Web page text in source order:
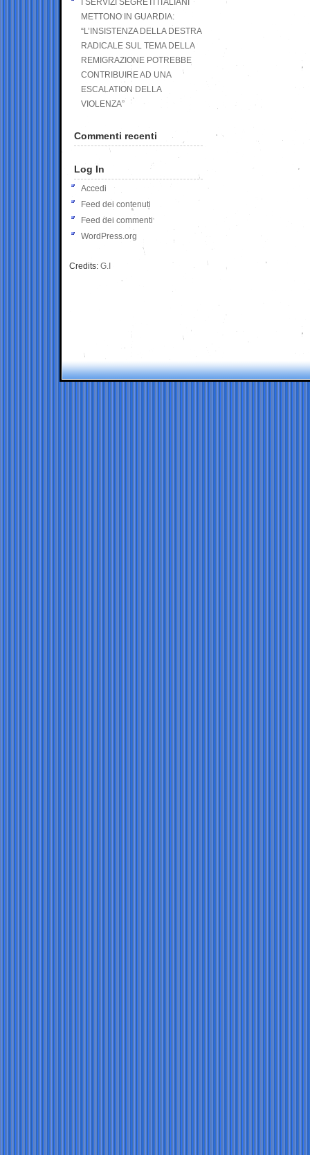
I SERVIZI SEGRETI ITALIANI
METTONO IN GUARDIA:
“L’INSISTENZA DELLA DESTRA
RADICALE SUL TEMA DELLA
REMIGRAZIONE POTREBBE
CONTRIBUIRE AD UNA
ESCALATION DELLA
VIOLENZA”
Commenti recenti
Log In
Accedi
Feed dei contenuti
Feed dei commenti
WordPress.org
Credits: G.I